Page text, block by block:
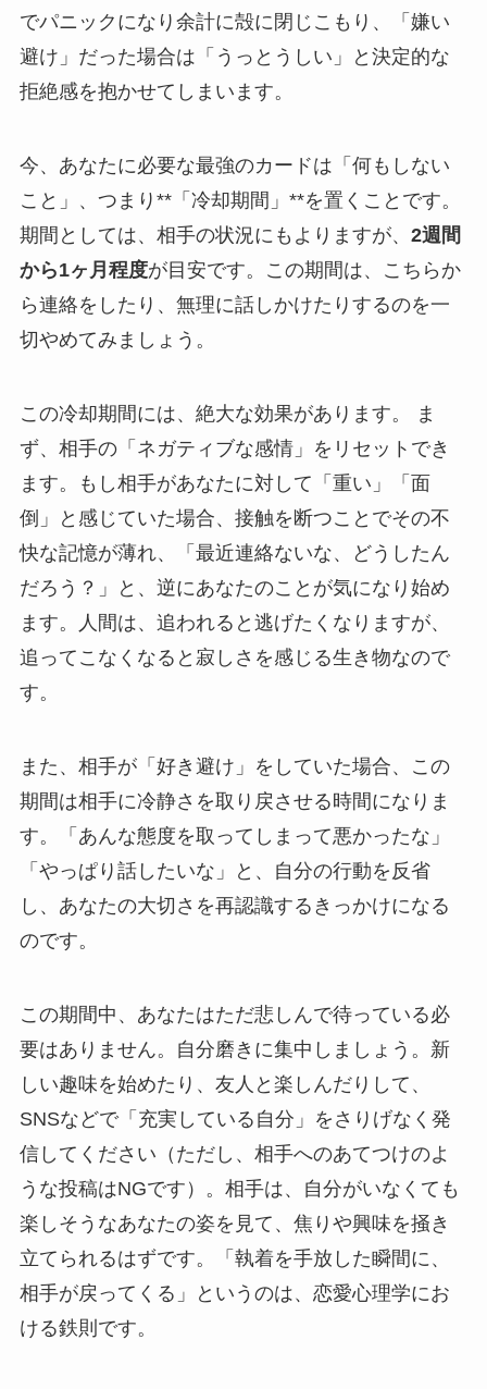
でパニックになり余計に殻に閉じこもり、「嫌い
避け」だった場合は「うっとうしい」と決定的な
拒絶感を抱かせてしまいます。
今、あなたに必要な最強のカードは「何もしない
こと」、つまり**「冷却期間」**を置くことです。
期間としては、相手の状況にもよりますが、 2週間
から1ヶ月程度が目安です。この期間は、こちらか
ら連絡をしたり、無理に話しかけたりするのを一
切やめてみましょう。
この冷却期間には、絶大な効果があります。 ま
ず、相手の「ネガティブな感情」をリセットでき
ます。もし相手があなたに対して「重い」「面
倒」と感じていた場合、接触を断つことでその不
快な記憶が薄れ、「最近連絡ないな、どうしたん
だろう？」と、逆にあなたのことが気になり始め
ます。人間は、追われると逃げたくなりますが、
追ってこなくなると寂しさを感じる生き物なので
す。
また、相手が「好き避け」をしていた場合、この
期間は相手に冷静さを取り戻させる時間になりま
す。「あんな態度を取ってしまって悪かったな」
「やっぱり話したいな」と、自分の行動を反省
し、あなたの大切さを再認識するきっかけになる
のです。
この期間中、あなたはただ悲しんで待っている必
要はありません。自分磨きに集中しましょう。新
しい趣味を始めたり、友人と楽しんだりして、
SNSなどで「充実している自分」をさりげなく発
信してください（ただし、相手へのあてつけのよ
うな投稿はNGです）。相手は、自分がいなくても
楽しそうなあなたの姿を見て、焦りや興味を掻き
立てられるはずです。「執着を手放した瞬間に、
相手が戻ってくる」というのは、恋愛心理学にお
ける鉄則です。